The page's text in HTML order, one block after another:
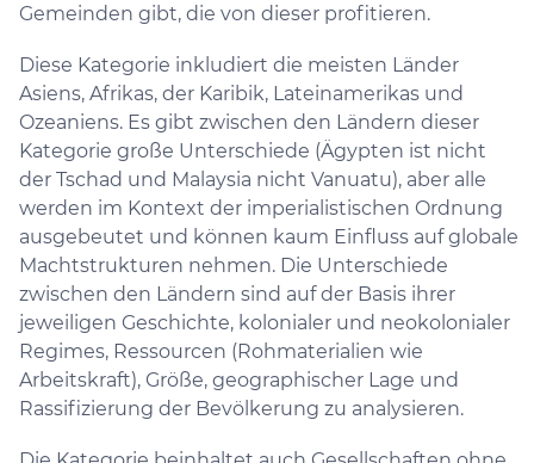
Gemeinden gibt, die von dieser profitieren.
Diese Kategorie inkludiert die meisten Länder
Asiens, Afrikas, der Karibik, Lateinamerikas und
Ozeaniens. Es gibt zwischen den Ländern dieser
Kategorie große Unterschiede (Ägypten ist nicht
der Tschad und Malaysia nicht Vanuatu), aber alle
werden im Kontext der imperialistischen Ordnung
ausgebeutet und können kaum Einfluss auf globale
Machtstrukturen nehmen. Die Unterschiede
zwischen den Ländern sind auf der Basis ihrer
jeweiligen Geschichte, kolonialer und neokolonialer
Regimes, Ressourcen (Rohmaterialien wie
Arbeitskraft), Größe, geographischer Lage und
Rassifizierung der Bevölkerung zu analysieren.